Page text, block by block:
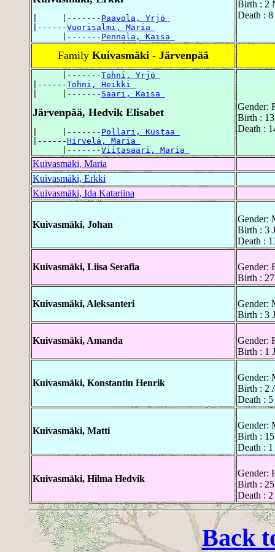
|     |------- Paavola, Yrjö
|------Vuorisalmi, Maria
      |-------
Pennala, Kaisa
Birth : 2
Death :
Family Kuivasmäki - Järvenpää
      |-------
Tohni, Yrjö
|------Tohni, Heikki
|     |------- Saari, Kaisa
Järvenpää, Hedvik Elisabet
|     |------- Pollari, Kustaa
|------Hirvelä, Maria
      |-------
Viitasaari, Maria
Gender:
Birth :
Death :
Kuivasmäki, Maria
Kuivasmäki, Erkki
Kuivasmäki, Ida Katariina
Kuivasmäki, Johan
Gender:
Birth : 3
Death :
Kuivasmäki, Liisa Serafia
Gender:
Birth :
Kuivasmäki, Aleksanteri
Gender:
Birth : 3
Kuivasmäki, Amanda
Gender:
Birth : 1
Kuivasmäki, Konstantin Henrik
Gender:
Birth : 2
Death :
Kuivasmäki, Matti
Gender:
Birth :
Death :
Kuivasmäki, Hilma Hedvik
Gender:
Birth :
Death :
Back